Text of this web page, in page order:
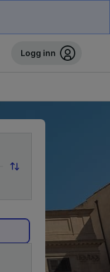
Logg inn